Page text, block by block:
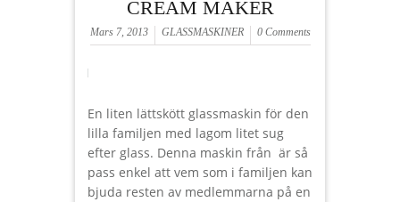
CREAM MAKER
Mars 7, 2013 GLASSMASKINER 0 Comments
En liten lättskött glassmaskin för den
lilla familjen med lagom litet sug
efter glass. Denna maskin från är så
pass enkel att vem som i familjen kan
bjuda resten av medlemmarna på en